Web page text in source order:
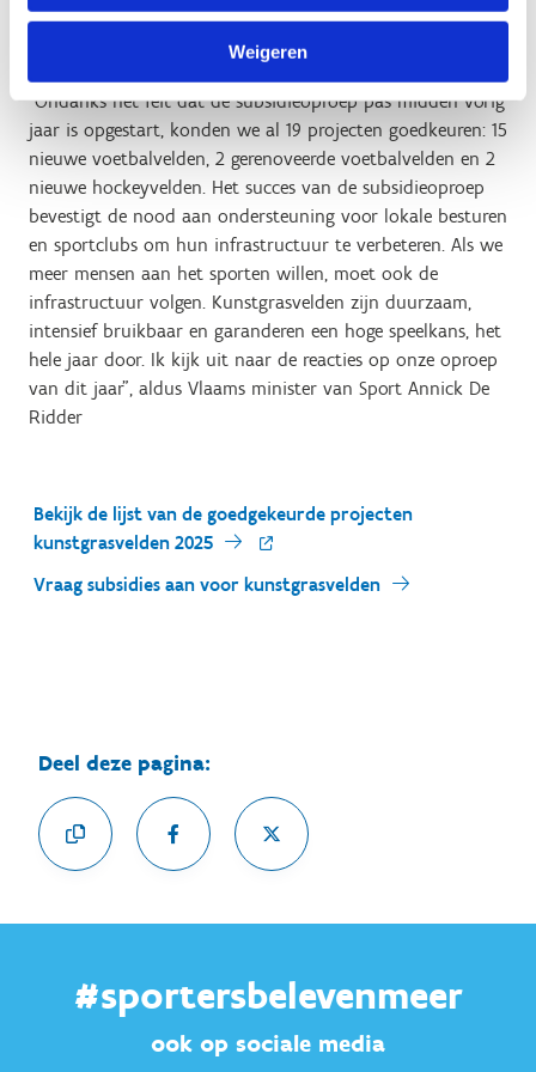
Weigeren
mogen zijn gestart op het moment van de
“Ondanks het feit dat de subsidieoproep pas midden vorig
jaar is opgestart, konden we al 19 projecten goedkeuren: 15
nieuwe voetbalvelden, 2 gerenoveerde voetbalvelden en 2
nieuwe hockeyvelden. Het succes van de subsidieoproep
bevestigt de nood aan ondersteuning voor lokale besturen
en sportclubs om hun infrastructuur te verbeteren. Als we
meer mensen aan het sporten willen, moet ook de
infrastructuur volgen. Kunstgrasvelden zijn duurzaam,
intensief bruikbaar en garanderen een hoge speelkans, het
hele jaar door. Ik kijk uit naar de reacties op onze oproep
van dit jaar”, aldus Vlaams minister van Sport Annick De
Ridder
Bekijk de lijst van de goedgekeurde projecten
kunstgrasvelden 2025
Vraag subsidies aan voor kunstgrasvelden
Deel deze pagina:
#sportersbelevenmeer
ook op sociale media